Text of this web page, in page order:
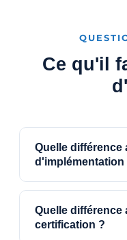
Ce qu'il
Quelle différence
d'implémentation
Quelle différence
certification ?